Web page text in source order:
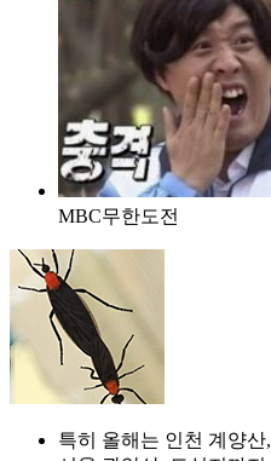
MBC무한도전
특히 올해는 인천 계양산,